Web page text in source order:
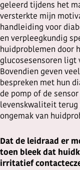
geleerd tijdens het
versterkte mijn
handleiding voor
en verpleegkundig
huidproblemen door
glucosesensoren ligt
Bovendien geven
bespreken met hun
de pomp of de
levenskwaliteit terug
ongemak van
Dat de leidraad er
toen bleek dat
irritatief